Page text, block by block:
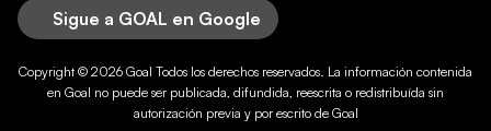
Sigue a GOAL en Google
Copyright © 2026 Goal Todos los derechos reservados. La información contenida
en Goal no puede ser publicada, difundida, reescrita o redistribuída sin
autorización previa y por escrito de Goal